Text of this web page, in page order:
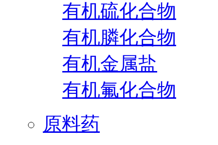
有机硫化合物
有机膦化合物
有机金属盐
有机氟化合物
原料药